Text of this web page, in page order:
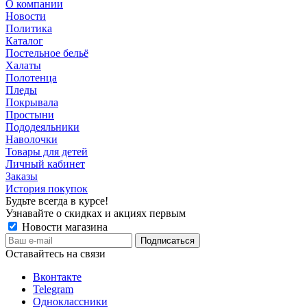
О компании
Новости
Политика
Каталог
Постельное бельё
Халаты
Полотенца
Пледы
Покрывала
Простыни
Пододеяльники
Наволочки
Товары для детей
Личный кабинет
Заказы
История покупок
Будьте всегда в курсе!
Узнавайте о скидках и акциях первым
Новости магазина
Оставайтесь на связи
Вконтакте
Telegram
Одноклассники